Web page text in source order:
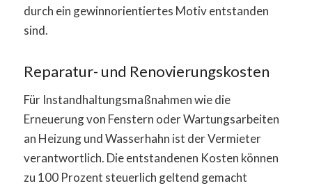
durch ein gewinnorientiertes Motiv entstanden
sind.
Reparatur- und Renovierungskosten
Für Instandhaltungsmaßnahmen wie die
Erneuerung von Fenstern oder Wartungsarbeiten
an Heizung und Wasserhahn ist der Vermieter
verantwortlich. Die entstandenen Kosten können
zu 100 Prozent steuerlich geltend gemacht